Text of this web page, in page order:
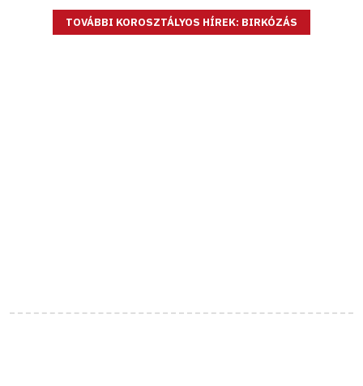
TOVÁBBI KOROSZTÁLYOS HÍREK: BIRKÓZÁS